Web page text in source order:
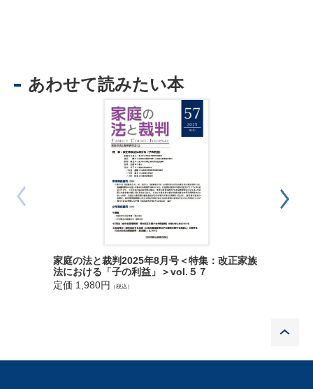
東京改正家族法研究会
東京家庭裁判所部総括判事 鈴木 義和
東京家庭裁判所判事 藤倉 徹也
東京家庭裁判所特例判事補 葛西 正成
東京家庭裁判所特例判事補 足立 瑞貴
◆ TOPIC 令和８年４月１日に，令和６年民法等の一部を改正す
る法律（父母の離婚後等の子の養育に関する見直し）が施行され
◆論説 オーストラリアにおける別居・離婚後の子の養育に関す
あわせて読みたい本
家庭の法と裁判2025年8月号＜特集：改正家族
法における「子の利益」＞vol.５７
定価 1,980円
（税込）